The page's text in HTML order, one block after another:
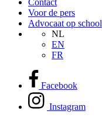
Contact
Voor de pers
Advocaat op school
NL
EN
FR
Facebook
Instagram